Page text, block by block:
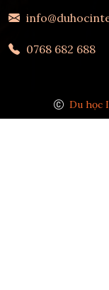
0768 682 688
Du học